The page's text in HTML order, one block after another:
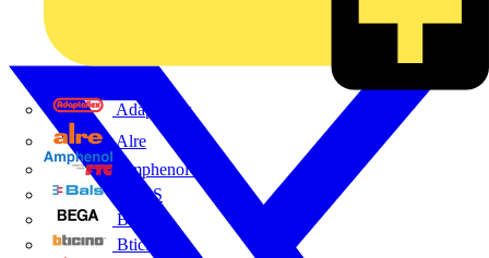
Adaptaflex
Alre
Amphenol FTG
BALS
Bega
Bticino